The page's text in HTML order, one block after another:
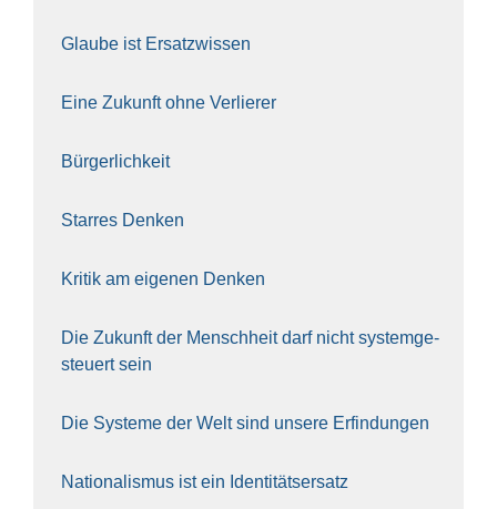
Glau­be ist Ersatz­wis­sen
Eine Zukunft ohne Ver­lie­rer
Bür­ger­lich­keit
Star­res Den­ken
Kri­tik am eige­nen Den­ken
Die Zukunft der Mensch­heit darf nicht sys­tem­ge­
steu­ert sein
Die Sys­te­me der Welt sind unse­re Erfin­dun­gen
Natio­na­lis­mus ist ein Iden­ti­täts­er­satz